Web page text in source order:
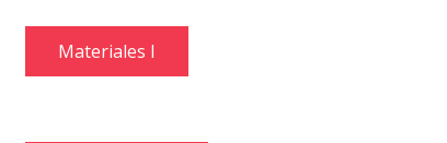
Materiales I